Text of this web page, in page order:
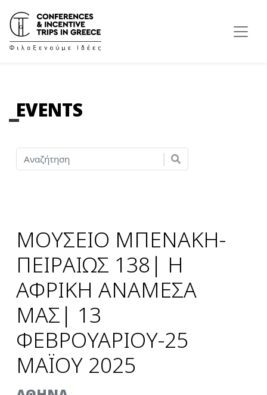
EVENTS
ΜΟΥΣΕΙΟ ΜΠΕΝΑΚΗ-
ΠΕΙΡΑΙΩΣ 138| Η
ΑΦΡΙΚΗ ΑΝΑΜΕΣΑ
ΜΑΣ| 13
ΦΕΒΡΟΥΑΡΙΟΥ-25
ΜΑΪΟΥ 2025